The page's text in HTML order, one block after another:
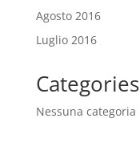
Agosto 2016
Luglio 2016
Categories
Nessuna categoria